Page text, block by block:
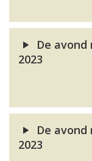
De
2023
De
2023